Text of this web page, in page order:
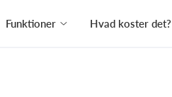
Funktioner Hvad koster det?